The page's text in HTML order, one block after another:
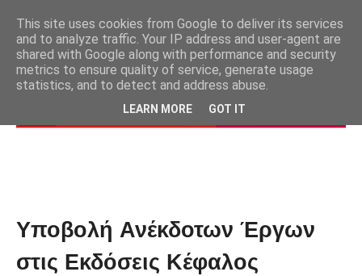
Υποβολή Ανέκδοτων Έργων
στις Εκδόσεις Κέφαλος
This site uses cookies from Google to deliver its services
and to analyze traffic. Your IP address and user-agent are
shared with Google along with performance and security
metrics to ensure quality of service, generate usage
statistics, and to detect and address abuse.
LEARN MORE GOT IT